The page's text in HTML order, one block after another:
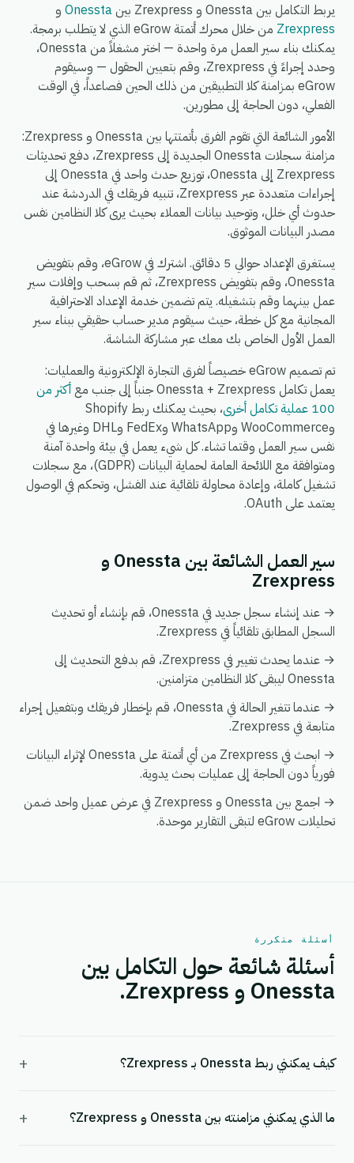
يربط التكامل بين Onessta و Zrexpress بين Onessta و
Zrexpress
من خلال محرك أتمتة eGrow الذي لا يتطلب برمجة.
يمكنك بناء سير العمل مرة واحدة — اختر مشغلاً من Onessta،
وحدد إجراءً في Zrexpress، وقم بتعيين الحقول — وسيقوم
eGrow بمزامنة كلا التطبيقين من ذلك الحين فصاعداً، في الوقت
الفعلي، دون الحاجة إلى مطورين.
الأمور الشائعة التي تقوم الفرق بأتمتتها بين Onessta و Zrexpress:
مزامنة سجلات Onessta الجديدة إلى Zrexpress، دفع تحديثات
Zrexpress إلى Onessta، توزيع حدث واحد في Onessta إلى
إجراءات متعددة عبر Zrexpress، تنبيه فريقك في الدردشة عند
حدوث أي خلل، وتوحيد بيانات العملاء بحيث يرى كلا النظامين نفس
مصدر البيانات الموثوق.
يستغرق الإعداد حوالي 5 دقائق. اشترك في eGrow، وقم بتفويض
Onessta، وقم بتفويض Zrexpress، ثم قم بسحب وإفلات سير
عمل بينهما وقم بتشغيله. يتم تضمين خدمة الإعداد الاحترافية
المجانية مع كل خطة، حيث سيقوم مدير حساب حقيقي ببناء سير
العمل الأول الخاص بك معك عبر مشاركة الشاشة.
تم تصميم eGrow خصيصاً لفرق التجارة الإلكترونية والعمليات:
يعمل تكامل Onessta + Zrexpress جنباً إلى جنب مع
أكثر من
100 عملية تكامل أخرى
، بحيث يمكنك ربط Shopify
وWooCommerce وWhatsApp وFedEx وDHL وغيرها في
نفس سير العمل وقتما تشاء. كل شيء يعمل في بيئة واحدة آمنة
ومتوافقة مع اللائحة العامة لحماية البيانات (GDPR)، مع سجلات
تشغيل كاملة، وإعادة محاولة تلقائية عند الفشل، وتحكم في الوصول
يعتمد على OAuth.
سير العمل الشائعة بين Onessta و
Zrexpress
→ عند إنشاء سجل جديد في Onessta، قم بإنشاء أو تحديث
السجل المطابق تلقائياً في Zrexpress.
→ عندما يحدث تغيير في Zrexpress، قم بدفع التحديث إلى
Onessta ليبقى كلا النظامين متزامنين.
→ عندما تتغير الحالة في Onessta، قم بإخطار فريقك وبتفعيل إجراء
متابعة في Zrexpress.
→ ابحث في Zrexpress من أي أتمتة على Onessta لإثراء البيانات
فورياً دون الحاجة إلى عمليات بحث يدوية.
→ اجمع بين Onessta و Zrexpress في عرض عميل واحد ضمن
تحليلات eGrow لتبقى التقارير موحدة.
أسئلة متكررة
أسئلة شائعة حول التكامل بين
Onessta و Zrexpress.
كيف يمكنني ربط Onessta بـ Zrexpress؟ +
ما الذي يمكنني مزامنته بين Onessta و Zrexpress؟ +